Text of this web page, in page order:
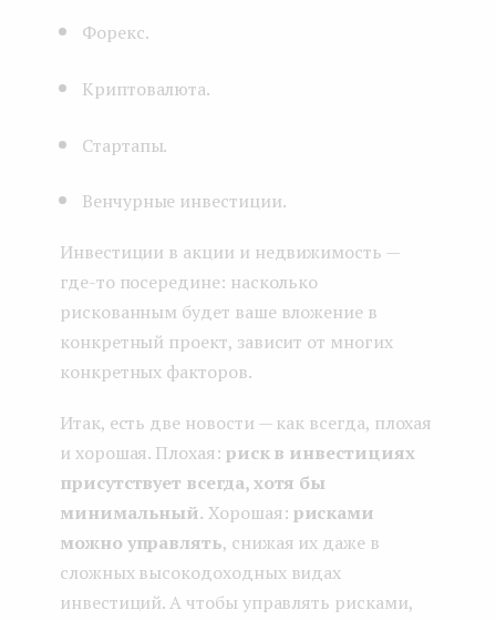
Форекс.
Криптовалюта.
Стартапы.
Венчурные инвестиции.
Инвестиции в акции и недвижимость —
где-то посередине: насколько
рискованным будет ваше вложение в
конкретный проект, зависит от многих
конкретных факторов.
Итак, есть две новости — как всегда, плохая
и хорошая. Плохая: риск в инвестициях
присутствует всегда, хотя бы
минимальный. Хорошая: рисками
можно управлять, снижая их даже в
сложных высокодоходных видах
инвестиций. А чтобы управлять рисками,